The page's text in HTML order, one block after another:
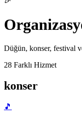
Düğün, konser, festival
28 Farklı Hizmet
konser
🎵